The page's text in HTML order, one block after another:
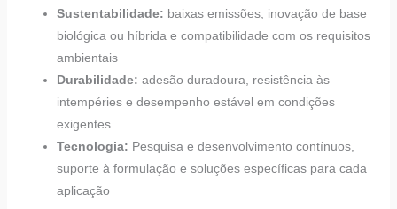
Sustentabilidade: baixas emissões, inovação de base
biológica ou híbrida e compatibilidade com os requisitos
ambientais
Durabilidade: adesão duradoura, resistência às
intempéries e desempenho estável em condições
exigentes
Tecnologia: Pesquisa e desenvolvimento contínuos,
suporte à formulação e soluções específicas para cada
aplicação